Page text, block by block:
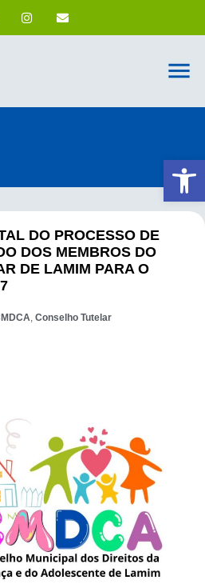
DO PROCESSO DE
DOS MEMBROS DO
DE LAMIM PARA O
, Conselho Tutelar